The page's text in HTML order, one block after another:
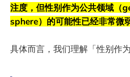
注度，但性别作为公共领域（
sphere）的可能性已经非常微弱
具体而言，我们理解「性别作